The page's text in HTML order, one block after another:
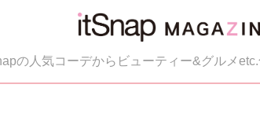
の人気コーデからビューティー&グルメ